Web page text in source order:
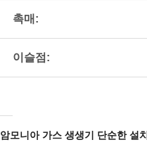
촉매:
이슬점:
암모니아 가스 생생기 단순한 설치